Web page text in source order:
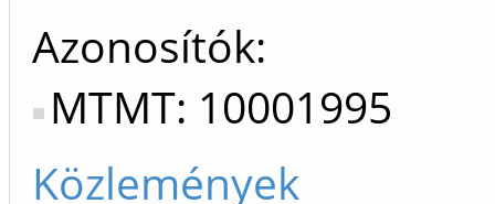
Azonosítók
MTMT: 10001995
Közlemények